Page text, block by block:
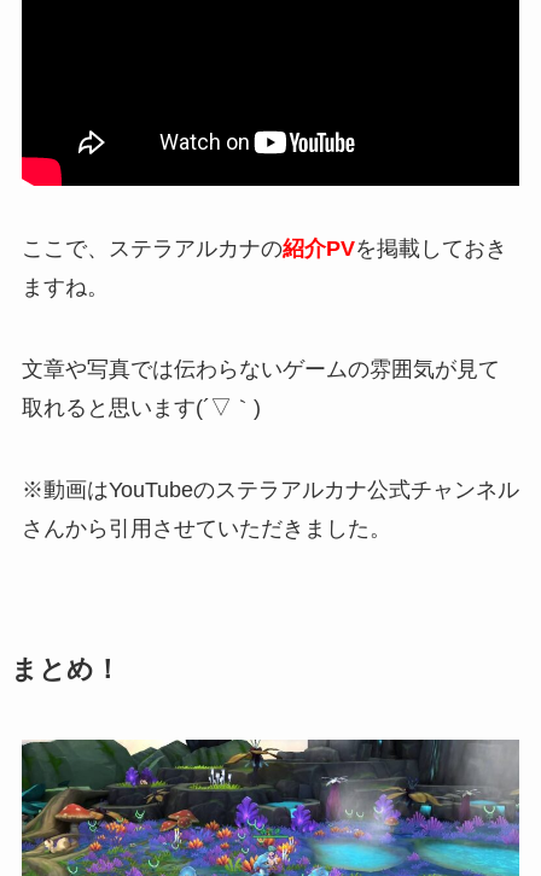
ここで、ステラアルカナの紹介PVを掲載しておき
ますね。
文章や写真では伝わらないゲームの雰囲気が見て
取れると思います(´▽｀)
※動画はYouTubeのステラアルカナ公式チャンネル
さんから引用させていただきました。
まとめ！